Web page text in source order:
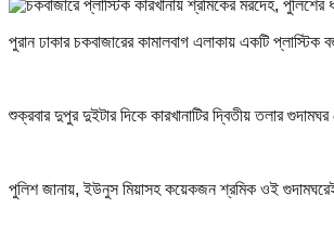
পুরান ঢাকার চকবাজারের কামালবাগ এলাকায় একটি
শুক্রবার দুপুর দুইটার দিকে কারখানাটির দ্বিতীয় তলার
পুলিশ জানায়, ইউনুস মিয়াসহ কয়েকজন শ্রমিক ওই